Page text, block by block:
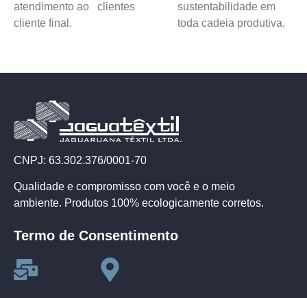
atendimento ao
cliente final.
clientes
sustentabilidade em
toda cadeia produtiva.
CNPJ: 63.302.376/0001-70
Qualidade e compromisso com você e o meio
ambiente. Produtos 100% ecologicamente corretos.
Termo de Consentimento